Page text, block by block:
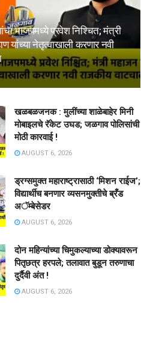
भाजपमध्ये प्रवेश निश्चित; मंत्री
यांच्या नेतृत्वाखाली करणार नवी
खळबळजनक : मुलींच्या शाळेबाहेर मिनी
मोबाइलचे रॅकेट उघड; जळगाव पोलिसांची
मोठी कारवाई !
AUGUST 6, 2026
ड्रग्समुक्त महाराष्ट्रासाठी ‘मिशन राईज’;
विद्यार्थीच बनणार व्यसनमुक्तीचे ब्रँड
अॅम्बेसेडर
AUGUST 6, 2026
दोन महिन्यांच्या चिमुकल्याच्या डोक्यावरून
पितृछत्र हरपले; तलावात बुडून तरुणाचा
दुर्दैवी अंत !
AUGUST 6, 2026